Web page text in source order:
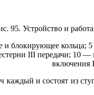
95. Устройство и
блокирующее
III передачи;
включения
каждый и состоят из